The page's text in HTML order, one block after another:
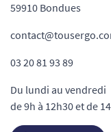
59910 Bondues
03 20 81 93 89
Du lundi au vendredi
de 9h à 12h30 et de